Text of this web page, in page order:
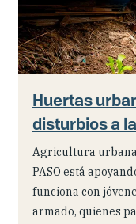
Huertas
disturbios a
Agricultura
PASO está
funciona con
armado, quienes